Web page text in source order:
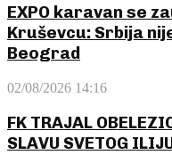
EXPO karavan se
Kruševcu: Srbija
Beograd
02/08/2026 14:16
FK TRAJAL
SLAVU SVETOG